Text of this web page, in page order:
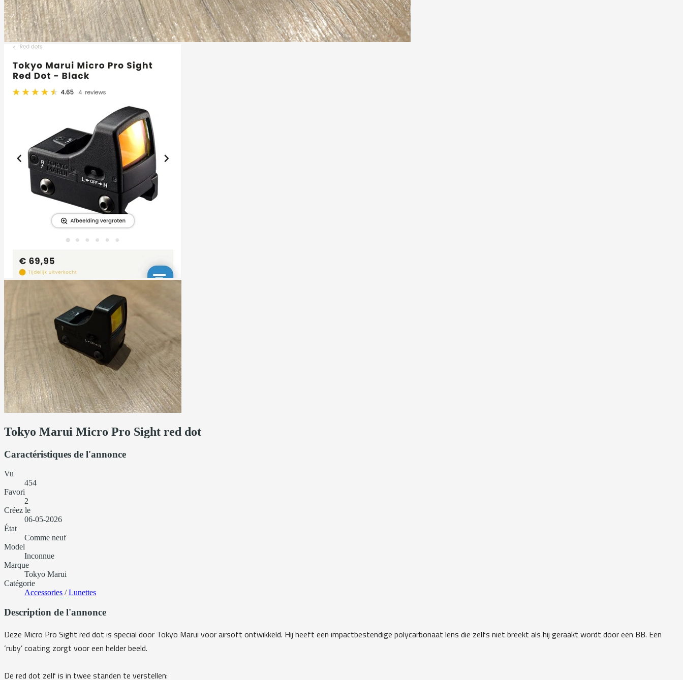
Tokyo Marui Micro Pro Sight red dot
Caractéristiques de l'annonce
Vu
454
Favori
2
Créez le
06-05-2026
État
Comme neuf
Model
Inconnue
Marque
Tokyo Marui
Catégorie
Accessories /Lunettes
Description de l'annonce
Deze Micro Pro Sight red dot is special door Tokyo Marui voor airsoft ontwikkeld. Hij heeft een impactbestendige polycarbonaat lens die zelfs niet breekt als hij geraakt wordt door een BB. Een
‘ruby’ coating zorgt voor een helder beeld.
De red dot zelf is in twee standen te verstellen: